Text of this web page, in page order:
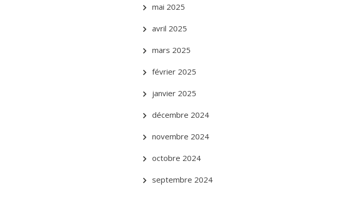
mai 2025
avril 2025
mars 2025
février 2025
janvier 2025
décembre 2024
novembre 2024
octobre 2024
septembre 2024